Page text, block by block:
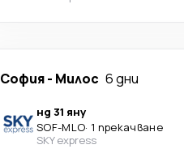
София- Милос 6 дни
нд 31 яну
SOF-MLO· 1 прекачване
SKY express